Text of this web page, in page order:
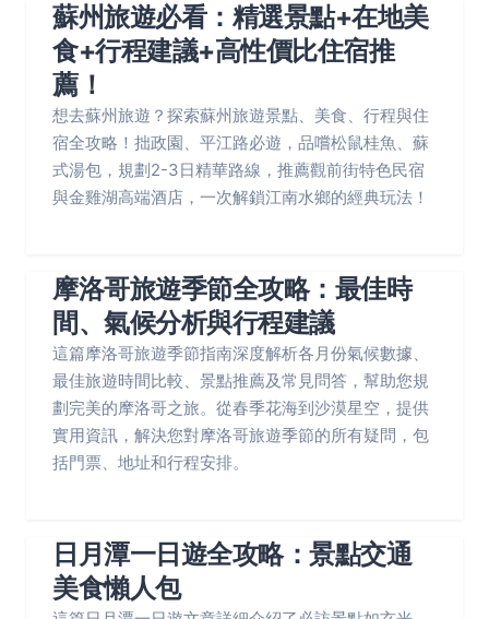
蘇州旅遊必看：精選景點+在地美
食+行程建議+高性價比住宿推
薦！
想去蘇州旅遊？探索蘇州旅遊景點、美食、行程與住
宿全攻略！拙政園、平江路必遊，品嚐松鼠桂魚、蘇
式湯包，規劃2-3日精華路線，推薦觀前街特色民宿
與金雞湖高端酒店，一次解鎖江南水鄉的經典玩法！
摩洛哥旅遊季節全攻略：最佳時
間、氣候分析與行程建議
這篇摩洛哥旅遊季節指南深度解析各月份氣候數據、
最佳旅遊時間比較、景點推薦及常見問答，幫助您規
劃完美的摩洛哥之旅。從春季花海到沙漠星空，提供
實用資訊，解決您對摩洛哥旅遊季節的所有疑問，包
括門票、地址和行程安排。
日月潭一日遊全攻略：景點交通
美食懶人包